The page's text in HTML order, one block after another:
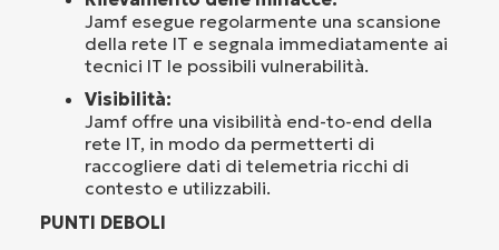
Jamf esegue regolarmente una scansione
della rete IT e segnala immediatamente ai
tecnici IT le possibili vulnerabilità.
Visibilità:
Jamf offre una visibilità end-to-end della
rete IT, in modo da permetterti di
raccogliere dati di telemetria ricchi di
contesto e utilizzabili.
PUNTI DEBOLI